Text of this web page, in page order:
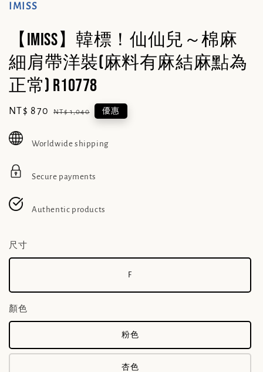
IMISS
【IMISS】韓標！仙仙兒～棉麻
細肩帶洋裝(麻料有麻結麻點為
正常) R10778
Sale
NT$ 870 Regular
NT$ 1,040 優惠
Worldwide shipping
Secure payments
Authentic products
尺寸
F
顏色
粉色
杏色